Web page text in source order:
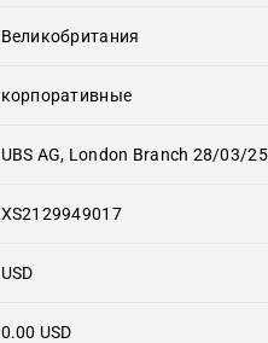
Великобритания
корпоративные
UBS AG, London Branch 28/03/25
XS2129949017
USD
0.00 USD